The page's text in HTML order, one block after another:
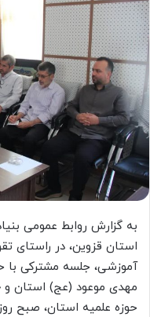
به گزارش روابط عمومی
استان قزوین، در راستای
آموزشی، جلسه مشترکی با
مهدی موعود (عج) استان و
حوزه علمیه استان، صبح